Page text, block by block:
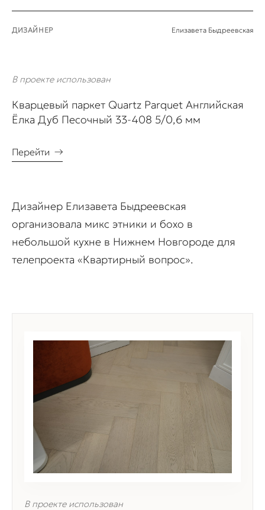
ДИЗАЙНЕР Елизавета Быдреевская
В проекте использован
Кварцевый паркет Quartz Parquet Английская
Ёлка Дуб Песочный 33-408 5/0,6 мм
Перейти →
Дизайнер Елизавета Быдреевская
организовала микс этники и бохо в
небольшой кухне в Нижнем Новгороде для
телепроекта «Квартирный вопрос».
В проекте использован